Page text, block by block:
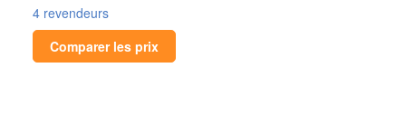
4 revendeurs
Comparer les prix